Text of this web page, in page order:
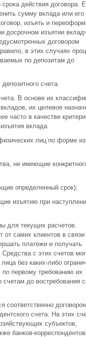
действия договора.
сумму вклада или его
изъять и
досрочном изъятии
договором
в этих случаях
по депозитам до
счета.
В основе их
их целевое
часто в качестве
вклада.
лиц по форме
не имеющие
определенный срок);
изъятию при
для текущих расчетов.
от самих клиентов в связи
платежи и получать
с этих счетов
без каких-либо
первому требованию их
счетам до востребования
соответственно
счета. На этих
субъектов,
банков-